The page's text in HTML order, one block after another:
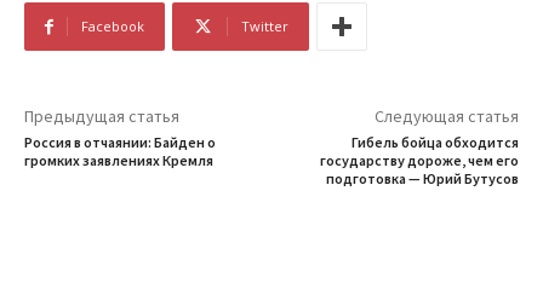
Facebook Twitter
Предыдущая статья
Россия в отчаянии: Байден о
громких заявлениях Кремля
Следующая статья
Гибель бойца обходится
государству дороже, чем его
подготовка — Юрий Бутусов